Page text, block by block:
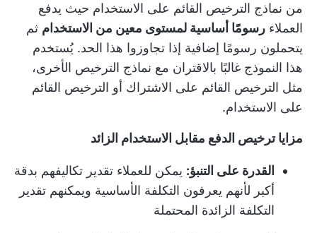
من نماذج الترخيص القائم على الاستخدام حيث يدفع
العملاء رسومًا أساسية لمستوى معين من الاستخدام ثم
يتحملون رسومًا إضافية إذا تجاوزوا هذا الحد. يُستخدم
هذا النموذج غالبًا بالاقتران مع نماذج الترخيص الأخرى،
مثل الترخيص القائم على الاشتراك أو الترخيص القائم
على الاستخدام.
مزايا ترخيص الدفع مقابل الاستخدام الزائد
القدرة على التنبؤ: يمكن للعملاء تقدير تكاليفهم بدقة
أكبر لأنهم يعرفون التكلفة الأساسية ويمكنهم تقدير
التكلفة الزائدة المحتملة